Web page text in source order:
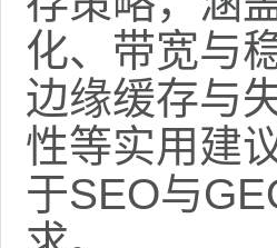
化、带宽与
边缘缓存与
性等实用建
于SEO与